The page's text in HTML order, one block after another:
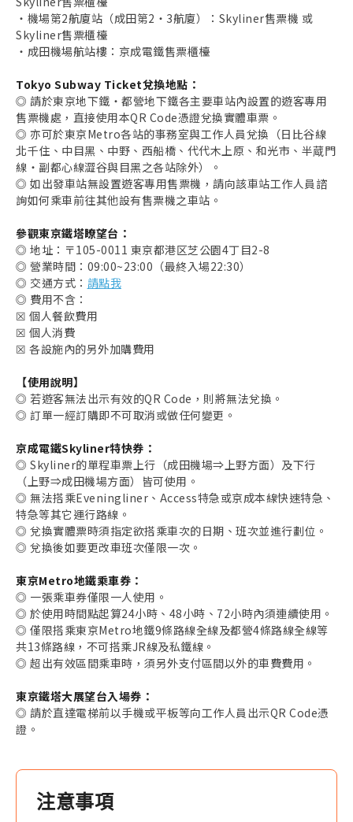
・機場第2航廈站（成田第2・3航廈）：Skyliner售票機 或
Skyliner售票櫃檯
・成田機場航站樓：京成電鐵售票櫃檯
Tokyo Subway Ticket兌換地點：
◎ 請於東京地下鐵・都營地下鐵各主要車站內設置的遊客專用
售票機處，直接使用本QR Code憑證兌換實體車票。
◎ 亦可於東京Metro各站的事務室與工作人員兌換（日比谷線
北千住、中目黑、中野、西船橋、代代木上原、和光市、半蔵門
線・副都心線澀谷與目黑之各站除外）。
◎ 如出發車站無設置遊客專用售票機，請向該車站工作人員諮
詢如何乘車前往其他設有售票機之車站。​​​
參觀東京鐵塔瞭望台：
◎ 地址：〒105-0011 東京都港区芝公園4丁目2-8
◎ 營業時間：09:00~23:00（最終入場22:30）
◎ 交通方式： 請點我
◎ 費用不含：
☒ 個人餐飲費用
☒ 個人消費
☒ 各設施內的另外加購費用
【使用說明】
◎ 若遊客無法出示有效的QR Code，則將無法兌換。
◎ 訂單一經訂購即不可取消或做任何變更。
京成電鐵Skyliner特快券：
◎ Skyliner的單程車票上行（成田機場⇒上野方面）及下行
（上野⇒成田機場方面）皆可使用。
◎ 無法搭乘Eveningliner、Access特急或京成本線快速特急、
特急等其它運行路線。
◎ 兌換實體票時須指定欲搭乘車次的日期、班次並進行劃位。
◎ 兌換後如要更改車班次僅限一次。
東京Metro地鐵乘車券：
◎ 一張乘車券僅限一人使用。
◎ 於使用時間點起算24小時、48小時、72小時內須連續使用。
◎ 僅限搭乘東京Metro地鐵9條路線全線及都營4條路線全線等
共13條路線，不可搭乘JR線及私鐵線。
◎ 超出有效區間乘車時，須另外支付區間以外的車費費用。
東京鐵塔大展望台入場券：
◎ 請於直達電梯前以手機或平板等向工作人員出示QR Code憑
證。
注意事項
取消收藏